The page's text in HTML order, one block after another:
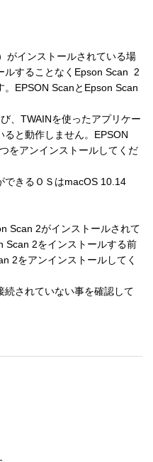
がインストールされている場
ルすることなくEpson Scan  2
EPSON ScanとEpson Scan
、TWAINを使ったアプリケー
と動作しません。EPSON
をアンインストールしてくだ
できるＯＳはmacOS 10.14
Scan 2がインストールされて
Scan 2をインストールする前
2をアンインストールしてく
続されていない事を確認して